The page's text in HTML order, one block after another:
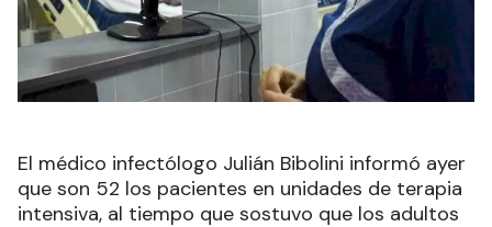
El médico infectólogo Julián Bibolini informó ayer
que son 52 los pacientes en unidades de terapia
intensiva, al tiempo que sostuvo que los adultos